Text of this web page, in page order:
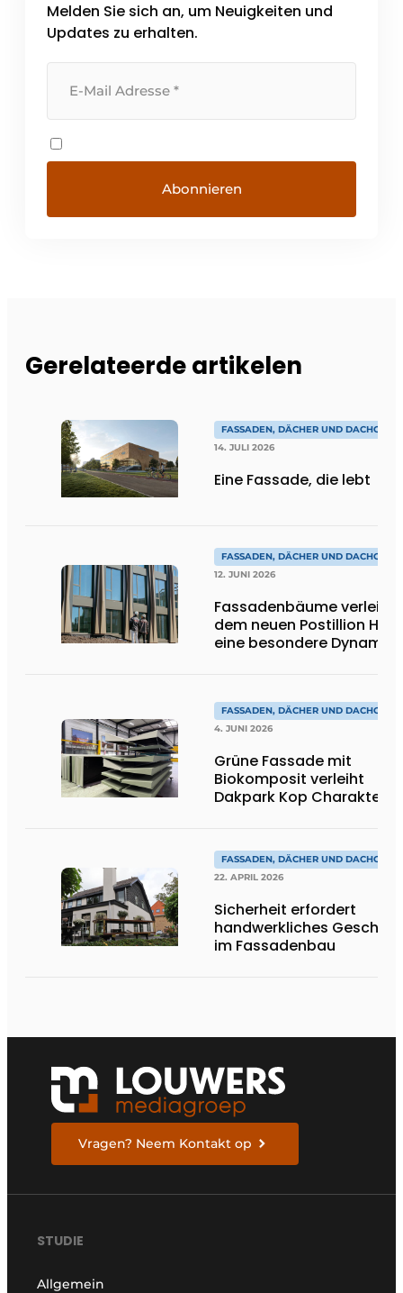
Melden Sie sich an, um Neuigkeiten und
Updates zu erhalten.
Gerelateerde artikelen
FASSADEN, DÄCHER UND
14. JULI 2026
Eine Fassade, die lebt
FASSADEN, DÄCHER UND
12. JUNI 2026
Fassadenbäume
dem neuen Postillion
eine besondere Dynamik
FASSADEN, DÄCHER UND
4. JUNI 2026
Grüne Fassade mit
Biokomposit verleiht
Dakpark Kop Charakter
FASSADEN, DÄCHER UND
22. APRIL 2026
Sicherheit erfordert
handwerkliches Geschick
im Fassadenbau
Vragen? Neem Kontakt op
STUDIE
Allgemein